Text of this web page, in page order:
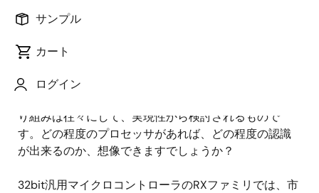
サンプル
カート
ログイン
のコントロールはその選択肢の１つとして注目されて
メジャーですが、昨今では組込機器への応用を考える
り組みは往々にして、実現性から検討されるもので
す。どの程度のプロセッサがあれば、どの程度の認識
が出来るのか、想像できますでしょうか？
32bit汎用マイクロコントローラのRXファミリでは、市